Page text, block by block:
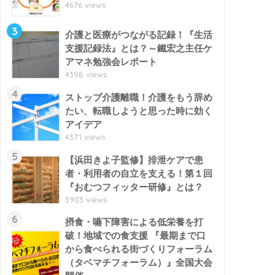
4676 views
3
介護と医療がつながる記録！『生活
支援記録法』とは？～鐵宏之主任ケ
アマネ勉強会レポート
4398 views
4
ストップ介護離職！介護をもう辞め
たい、転職しようと思った時に効く
アイデア
4371 views
5
【浜田きよ子監修】排泄ケアで患
者・利用者の自立を支える！第１回
『おむつフィッター研修』とは？
3903 views
6
摂食・嚥下障害による低栄養を打
破！地域での食支援 『最期まで口
から食べられる街づくりフォーラム
（タベマチフォーラム）』全国大会